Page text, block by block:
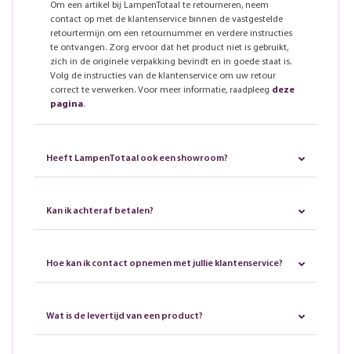
Om een artikel bij LampenTotaal te retourneren, neem
contact op met de klantenservice binnen de vastgestelde
retourtermijn om een retournummer en verdere instructies
te ontvangen. Zorg ervoor dat het product niet is gebruikt,
zich in de originele verpakking bevindt en in goede staat is.
Volg de instructies van de klantenservice om uw retour
correct te verwerken. Voor meer informatie, raadpleeg deze
pagina.
Heeft LampenTotaal ook een showroom?
Kan ik achteraf betalen?
Hoe kan ik contact opnemen met jullie klantenservice?
Wat is de levertijd van een product?